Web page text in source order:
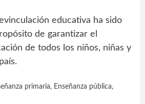
educativa ha sido
de garantizar el
de todos los niños, niñas y
primaria, Enseñanza pública,